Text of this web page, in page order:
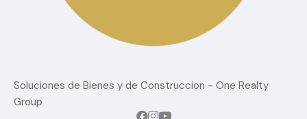
Soluciones de Bienes y de Construccion - One Realty
Group